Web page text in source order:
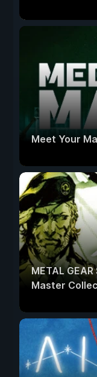
Meet Your
METAL
Master